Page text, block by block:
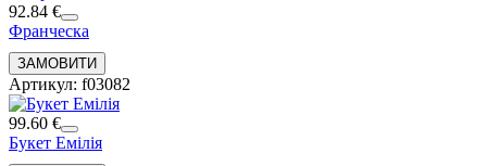
92.84 €
Франческа
Артикул: f03082
99.60 €
Букет Емілія